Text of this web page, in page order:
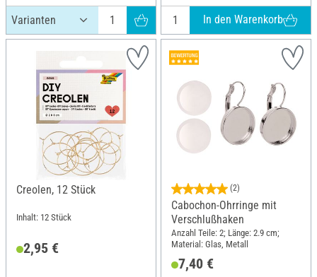
In den Warenkorb
Creolen, 12 Stück
Inhalt: 12 Stück
2,95 €
(2)
Cabochon-Ohrringe mit
Verschlußhaken
Anzahl Teile: 2; Länge: 2.9 cm;
Material: Glas, Metall
7,40 €